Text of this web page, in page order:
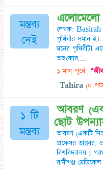
মন্তব্য
নেই
এলোমেলো
লেখক: Basirah
পৃথিবীর সমান ই।
মনের পৃথিবীটা
অহংকার....
১ মাস পূর্বে
Tahira(০
১ টি
মন্তব্য
আবরণ
ছোট
আবরণ (একটি
প্রফেসর ডাক্তার.
বিশ্ববিদ্যালয় )
রানীগঞ্জ